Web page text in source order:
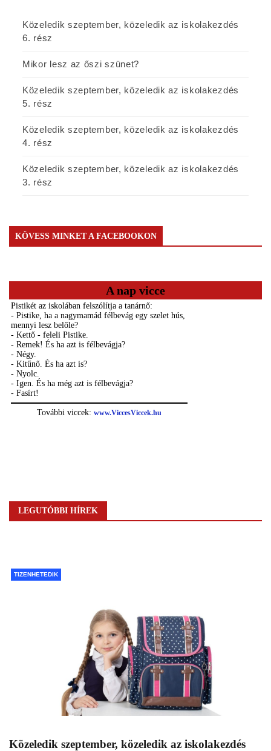
Közeledik szeptember, közeledik az iskolakezdés
6. rész
Mikor lesz az őszi szünet?
Közeledik szeptember, közeledik az iskolakezdés
5. rész
Közeledik szeptember, közeledik az iskolakezdés
4. rész
Közeledik szeptember, közeledik az iskolakezdés
3. rész
KÖVESS MINKET A FACEBOOKON
A nap vicce
LEGUTÓBBI HÍREK
TIZENHETEDIK
Közeledik szeptember, közeledik az iskolakezdés